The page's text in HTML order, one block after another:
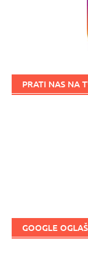
PRATI NAS NA
GOOGLE